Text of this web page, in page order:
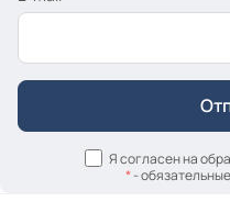
Я согласен на
*-